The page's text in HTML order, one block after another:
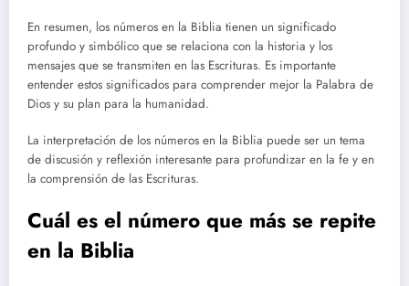
En resumen, los números en la Biblia tienen un significado
profundo y simbólico que se relaciona con la historia y los
mensajes que se transmiten en las Escrituras. Es importante
entender estos significados para comprender mejor la Palabra de
Dios y su plan para la humanidad.
La interpretación de los números en la Biblia puede ser un tema
de discusión y reflexión interesante para profundizar en la fe y en
la comprensión de las Escrituras.
Cuál es el número que más se repite
en la Biblia